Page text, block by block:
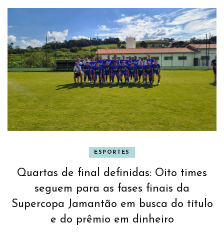
ESPORTES
Quartas de final definidas: Oito times
seguem para as fases finais da
Supercopa Jamantão em busca do título
e do prêmio em dinheiro